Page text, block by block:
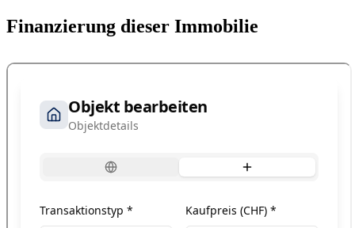
Finanzierung dieser Immobilie